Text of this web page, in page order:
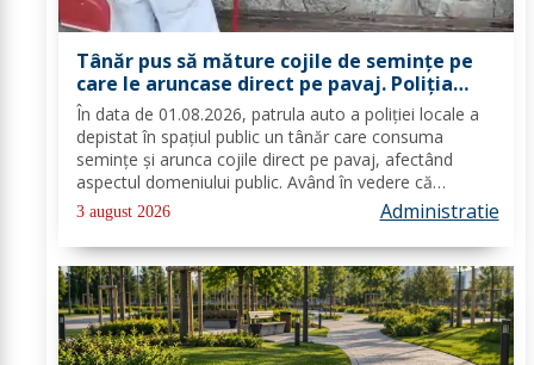
Tânăr pus să măture cojile de seminţe pe
care le aruncase direct pe pavaj. Poliţia
Locală Dorohoi: Respectul față de spațiul
comun trebuie să fie o prioritate pentru
fiecare dintre noi”
În data de 01.08.2026, patrula auto a poliției locale a
depistat în spațiul public un tânăr care consuma
semințe și arunca cojile direct pe pavaj, afectând
aspectul domeniului public. Având în vedere că
prioritatea Poliției Locale este prevenția și educarea
spiritului civic, polițiștii l-au...
3 august 2026 Administratie